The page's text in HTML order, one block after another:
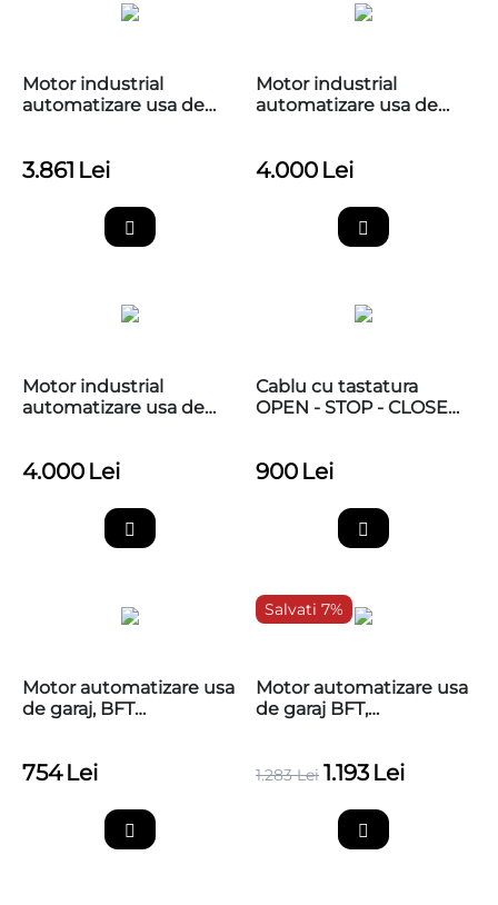
Motor industrial
automatizare usa de
3.861 Lei
Motor industrial
automatizare usa de
4.000 Lei
Motor industrial
automatizare usa de
4.000 Lei
Cablu cu tastatura
OPEN - STOP - CLOSE
900 Lei
Motor automatizare usa
de garaj, BFT
754 Lei
Salvati 7%
Motor automatizare usa
de garaj BFT,
1.283 Lei 1.193 Lei